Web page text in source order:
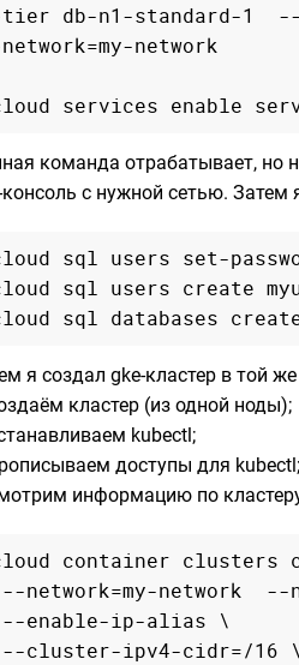
db-n1-standard-1
network
команда отрабатывает, но
консоль с нужной сетью. Затем
sql users set-
sql users create
я создал gke-кластер в той же
кластер (из одной ноды);
kubectl;
доступы для kubectl;
информацию по
container clusters
network=my-network  --
enable-ip-alias \
cluster-ipv4-cidr=/16 \